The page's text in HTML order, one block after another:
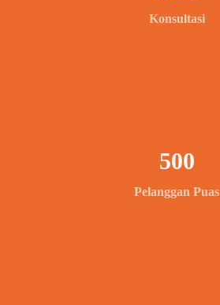
Konsultasi
Pelanggan Puas
500